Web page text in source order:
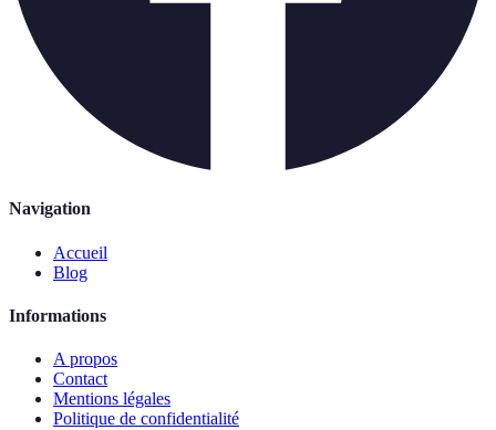
Navigation
Accueil
Blog
Informations
A propos
Contact
Mentions légales
Politique de confidentialité